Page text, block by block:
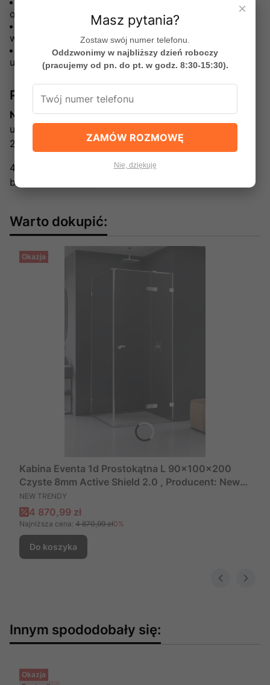
obrażenia ciała spowodowane niewłaściwą obsługą.
W przypadku niewłaściwej obsługi gwarancja traci
ważność
Nie zezwala się na montaż i użytkowanie
uszkodzonego produktu
Producent
New Trendy Sp. z o.o.
ul. Sadownicza 7
26-600 Radom, Polska
48 306 77 00
biuro@newtrendy.pl
Warto dokupić:
Okazja
Kabina Eventa 1d Prostokątna L 90x100x200
Czyste 8mm Active Shield 2.0 , Producent: New
Trendy, Numer Kat: Exk-0130/Exk-0141
PRODUCENT
NEW TRENDY
Cena promocyjna
4 870,99 zł
Najniższa cena: 4 870,99 zł0%
Do koszyka
Innym spododobały się:
Okazja
×
Masz pytania?
Zostaw swój numer telefonu.
Oddzwonimy w najbliższy dzień roboczy
(pracujemy od pn. do pt. w godz. 8:30-15:30).
ZAMÓW ROZMOWĘ
Nie, dziękuję